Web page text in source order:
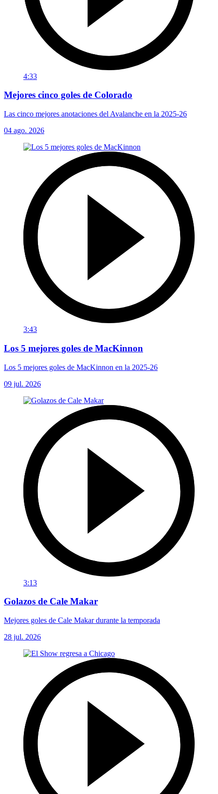
4:33
Mejores cinco goles de Colorado
Las cinco mejores anotaciones del Avalanche en la 2025-26
04 ago. 2026
3:43
Los 5 mejores goles de MacKinnon
Los 5 mejores goles de MacKinnon en la 2025-26
09 jul. 2026
3:13
Golazos de Cale Makar
Mejores goles de Cale Makar durante la temporada
28 jul. 2026